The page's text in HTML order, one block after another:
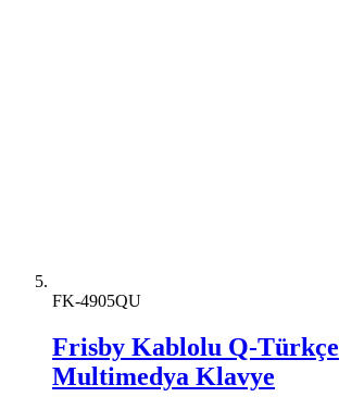
FK-4905QU
Frisby Kablolu Q-Türkçe
Multimedya Klavye